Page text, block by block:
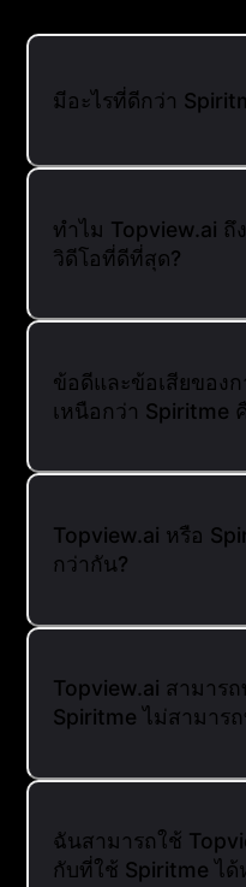
มีอะไรที่ดีกว่า
ทำไม Topview.ai ถึ
วิดีโอที่ดีที่สุด?
ข้อดีและข้อเสียของ
เหนือกว่า Spiritme
Topview.ai หรือ
กว่ากัน?
Topview.ai สามาร
Spiritme ไม่สามาร
ฉันสามารถใช้
กับที่ใช้ Spiritme ได้